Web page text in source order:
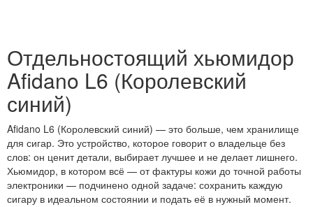
Отдельностоящий хьюмидор
Afidano L6 (Королевский
синий)
Afidano L6 (Королевский синий) — это больше, чем хранилище
для сигар. Это устройство, которое говорит о владельце без
слов: он ценит детали, выбирает лучшее и не делает лишнего.
Хьюмидор, в котором всё — от фактуры кожи до точной работы
электроники — подчинено одной задаче: сохранить каждую
сигару в идеальном состоянии и подать её в нужный момент.